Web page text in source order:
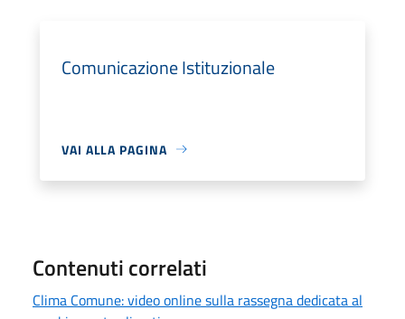
Comunicazione Istituzionale
VAI ALLA PAGINA
Contenuti correlati
Clima Comune: video online sulla rassegna dedicata al